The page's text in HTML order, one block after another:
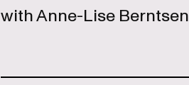
with Anne-Lise Berntsen